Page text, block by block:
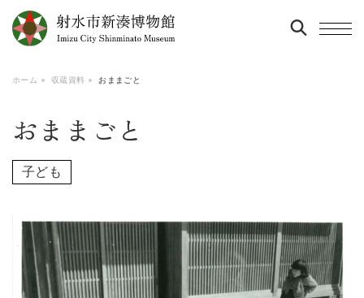
ホーム 収蔵資料 おままごと
おままごと
子ども